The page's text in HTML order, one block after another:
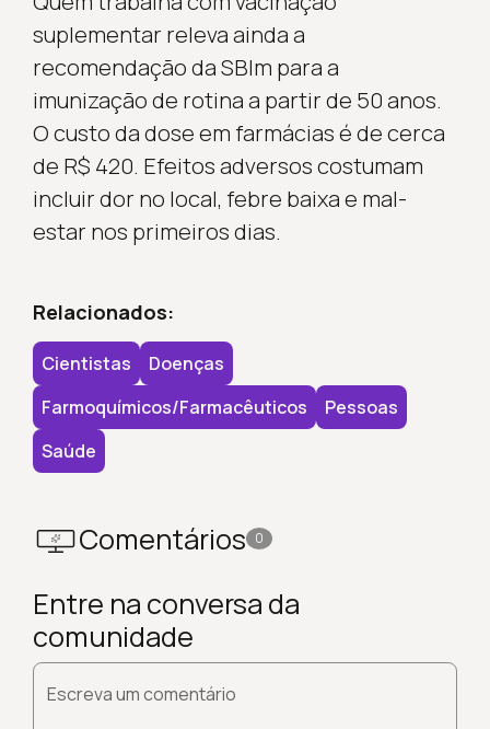
suplementar releva ainda a
recomendação da SBIm para a
imunização de rotina a partir de 50 anos.
O custo da dose em farmácias é de cerca
de R$ 420. Efeitos adversos costumam
incluir dor no local, febre baixa e mal-
estar nos primeiros dias.
Relacionados:
Cientistas
Doenças
Farmoquímicos/farmacêuticos
Pessoas
Saúde
Comentários 0
Entre na conversa da
comunidade
Escreva um comentário